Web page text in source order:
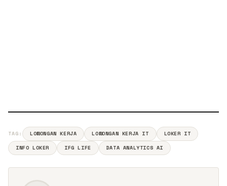
TAG: LOWONGAN KERJA LOWONGAN KERJA IT
LOKER IT
INFO LOKER
IFG LIFE DATA ANALYTICS AI